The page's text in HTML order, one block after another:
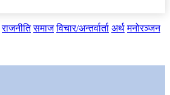
राजनीति समाज विचार/अन्तर्वार्ता अर्थ मनोरञ्जन